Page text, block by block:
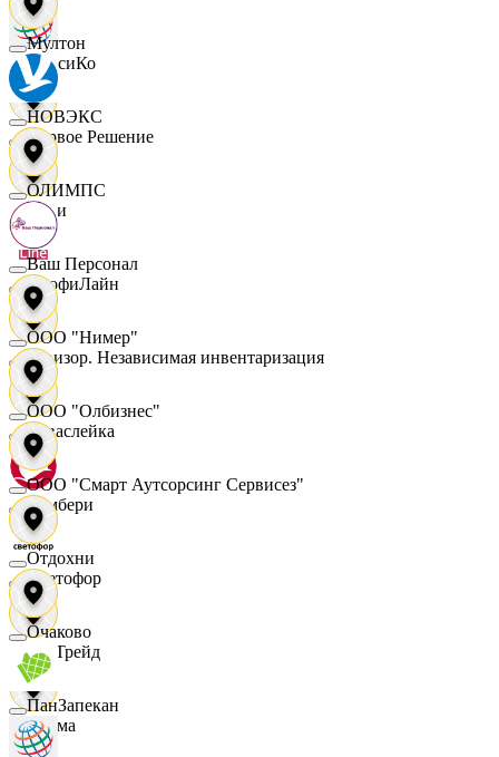
ПепсиКо
Первое Решение
Пери
ПрофиЛайн
Ревизор. Независимая инвентаризация
Саваслейка
Самбери
Светофор
СетТрейд
Сигма
Мултон
НОВЭКС
ОЛИМПС
Ваш Персонал
ООО "Нимер"
ООО "Олбизнес"
ООО "Смарт Аутсорсинг Сервисез"
Отдохни
Очаково
ПанЗапекан